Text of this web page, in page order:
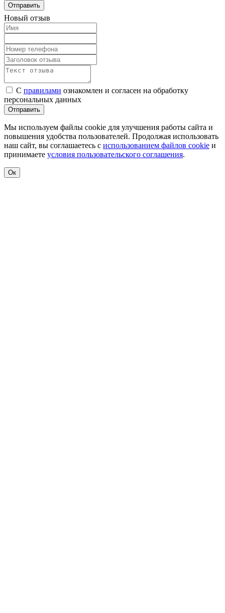
Отправить
Новый отзыв
С правилами ознакомлен и согласен на обработку
персональных данных
Отправить
Мы используем файлы cookie для улучшения работы сайта и
повышения удобства пользователей. Продолжая использовать
наш сайт, вы соглашаетесь с использованием файлов cookie и
принимаете условия пользовательского соглашения.
Ок